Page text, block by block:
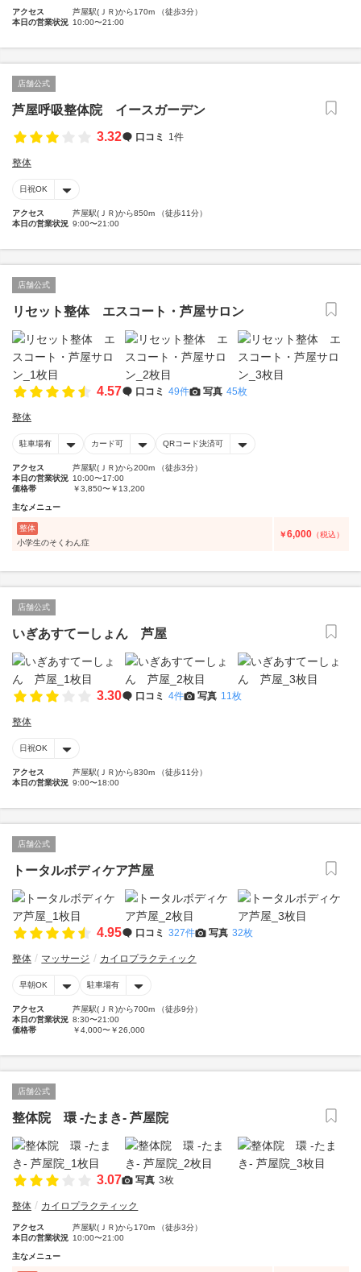
アクセス
芦屋駅(ＪＲ)から170m （徒歩3分）
本日の営業状況 10:00〜21:00
店舗公式
芦屋呼吸整体院 イースガーデン
3.32
口コミ 1件
整体
日祝OK
アクセス
芦屋駅(ＪＲ)から850m （徒歩11分）
本日の営業状況 9:00〜21:00
店舗公式
リセット整体 エスコート・芦屋サロン
4.57 口コミ 49件 写真 45枚
整体
駐車場有 カード可 QRコード決済可
アクセス
芦屋駅(ＪＲ)から200m （徒歩3分）
本日の営業状況 10:00〜17:00
価格帯
￥3,850〜￥13,200
主なメニュー
整体
小学生のそくわん症
￥6,000 （税込）
店舗公式
いぎあすてーしょん 芦屋
3.30 口コミ 4件 写真 11枚
整体
日祝OK
アクセス
芦屋駅(ＪＲ)から830m （徒歩11分）
本日の営業状況 9:00〜18:00
店舗公式
トータルボディケア芦屋
4.95 口コミ 327件 写真 32枚
整体 マッサージ カイロプラクティック
早朝OK 駐車場有
アクセス
芦屋駅(ＪＲ)から700m （徒歩9分）
本日の営業状況 8:30〜21:00
価格帯
￥4,000〜￥26,000
店舗公式
整体院 環 -たまき- 芦屋院
3.07 写真 3枚
整体 カイロプラクティック
アクセス
芦屋駅(ＪＲ)から170m （徒歩3分）
本日の営業状況 10:00〜21:00
主なメニュー